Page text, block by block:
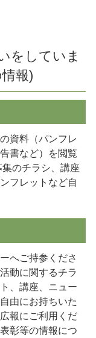
をしていま
報)
資料（パンフレ
書など）を閲覧
のチラシ、講座
フレットなど自
へご持参くださ
動に関するチラ
、講座、ニュー
由にお持ちいた
報にご利用くだ
彰等の情報につ